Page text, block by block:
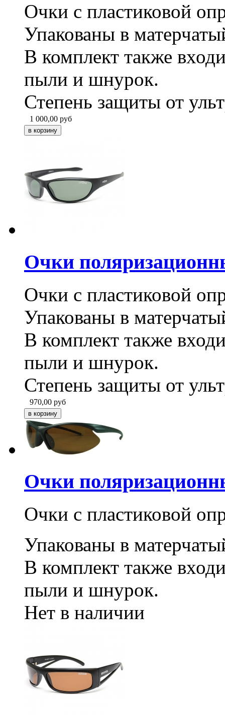
Очки с пластиковой
Упакованы в
В комплект также
пыли и шнурок.
Степень защиты от
1 000,00 руб
Очки
Очки с пластиковой
Упакованы в
В комплект также
пыли и шнурок.
Степень защиты от
970,00 руб
Очки
Очки с пластиковой
Упакованы в
В комплект также
пыли и шнурок.
Нет в наличии